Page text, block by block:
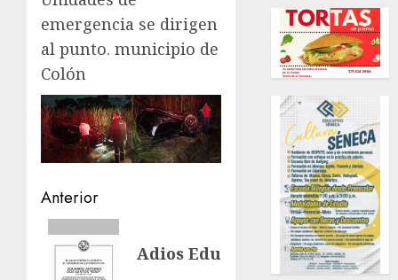
emergencia se dirigen
al punto. municipio de
Colón
Navegación
de
entradas
Anterior
Entrada
anterior:
Adios Edu